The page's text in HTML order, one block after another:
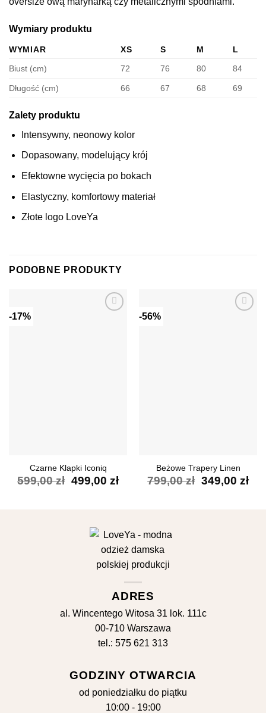
Wymiary produktu
WYMIAR XS S M
L
Biust (cm)
72 76 80 84
Długość (cm) 66 67 68 69
Zalety produktu
Intensywny, neonowy kolor
Dopasowany, modelujący krój
Efektowne wycięcia po bokach
Elastyczny, komfortowy materiał
Złote logo LoveYa
PODOBNE PRODUKTY
-17%
Czarne Klapki Iconiq
599,00zł Pierwotna
499,00 złAktualna
-56%
Beżowe Trapery Linen
799,00zł Pierwotna
349,00 zł
ADRES
al. Wincentego Witosa 31 lok. 111c
00-710 Warszawa
tel.: 575 621 313
GODZINY OTWARCIA
od poniedziałku do piątku
10:00 - 19:00